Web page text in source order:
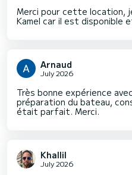
Merci pour cette location,
Kamel car il est disponible
Arnaud
July 2026
Très bonne expérience
préparation du bateau,
était parfait. Merci.
Khallil
July 2026